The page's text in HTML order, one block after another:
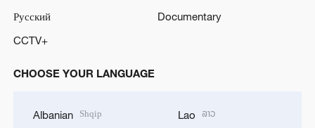
Русский
Documentary
CCTV+
CHOOSE YOUR LANGUAGE
Albanian Shqip Lao ລາວ